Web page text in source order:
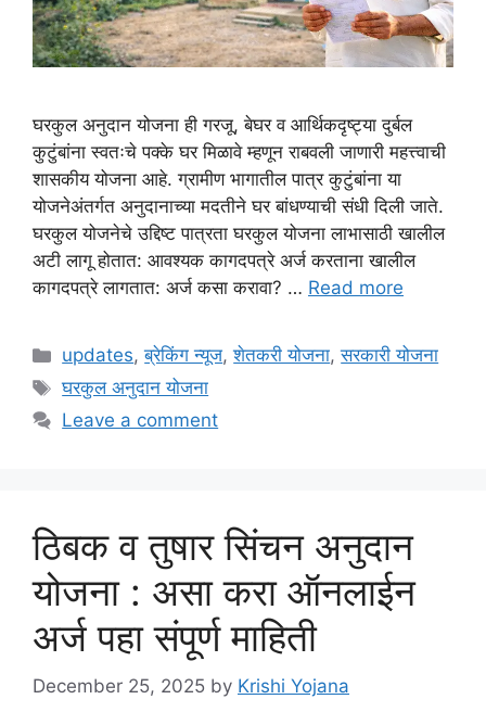
घरकुल अनुदान योजना ही गरजू, बेघर व आर्थिकदृष्ट्या दुर्बल
कुटुंबांना स्वतःचे पक्के घर मिळावे म्हणून राबवली जाणारी महत्त्वाची
शासकीय योजना आहे. ग्रामीण भागातील पात्र कुटुंबांना या
योजनेअंतर्गत अनुदानाच्या मदतीने घर बांधण्याची संधी दिली जाते.
घरकुल योजनेचे उद्दिष्ट पात्रता घरकुल योजना लाभासाठी खालील
अटी लागू होतात: आवश्यक कागदपत्रे अर्ज करताना खालील
कागदपत्रे लागतात: अर्ज कसा करावा? … Read more
Categories
updates,ब्रेकिंग न्यूज,शेतकरी योजना,सरकारी योजना
Tags
घरकुल अनुदान योजना
Leave a comment
ठिबक व तुषार सिंचन अनुदान
योजना : असा करा ऑनलाईन
अर्ज पहा संपूर्ण माहिती
December 25, 2025 by Krishi Yojana